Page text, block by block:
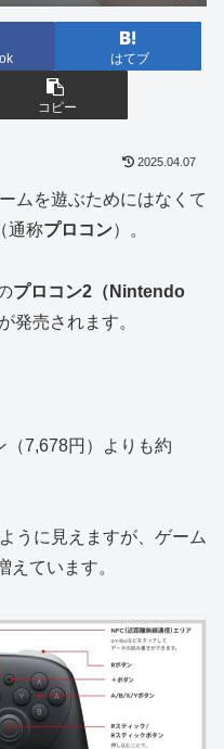
はてブ
コピー
2025.04.07
ムを遊ぶためにはなくて
通称プロコン）。
プロコン2（Nintendo
が発売されます。
（7,678円）よりも約
うに見えますが、ゲーム
えています。